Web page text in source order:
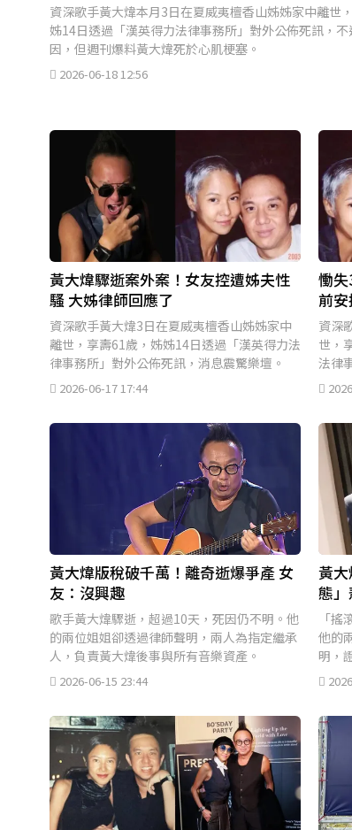
資深歌手黃大煒本月3日在夏威夷檀香山姊姊家中離世
姊14日透過「漢英得力法律事務所」對外公佈死訊，
因，但週刊爆料黃大煒死於心肌梗塞。
2026-06-18 12:56
黃大煒驟逝案外案！女友控遭姊夫性
騷 大姊律師回應了
資深歌手黃大煒3日在夏威夷檀香山姊姊家中
離世，享壽61歲，姊姊14日透過「漢英得力法
律事務所」對外公佈死訊，消息震驚樂壇。
2026-06-17 17:44
慟
前
資深
世，
法律
宜將
黃大煒版稅破千萬！離奇逝爆爭產 女
友：沒興趣
歌手黃大煒驟逝，超過10天，死因仍不明。他
的兩位姐姐卻透過律師聲明，兩人為指定繼承
人，負責黃大煒後事與所有音樂資產。
2026-06-15 23:44
黃
態
「
他的
明，